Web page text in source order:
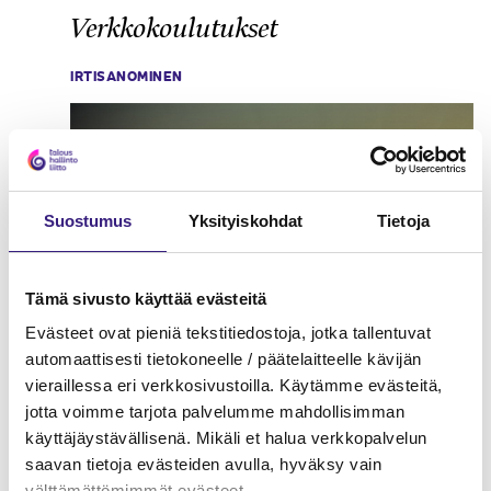
Suostumus Yksityiskohdat Tietoja
Tämä sivusto käyttää evästeitä
Evästeet ovat pieniä tekstitiedostoja, jotka tallentuvat
automaattisesti tietokoneelle / päätelaitteelle kävijän
vieraillessa eri verkkosivustoilla. Käytämme evästeitä,
jotta voimme tarjota palvelumme mahdollisimman
käyttäjäystävällisenä. Mikäli et halua verkkopalvelun
saavan tietoja evästeiden avulla, hyväksy vain
Verkkokoulutukset
IRTISANOMINEN